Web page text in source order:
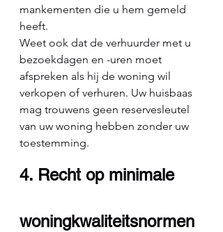
mankementen die u hem gemeld
heeft.
Weet ook dat de verhuurder met u
bezoekdagen en -uren moet
afspreken als hij de woning wil
verkopen of verhuren. Uw huisbaas
mag trouwens geen reservesleutel
van uw woning hebben zonder uw
toestemming.
4. Recht op minimale
woningkwaliteitsnormen